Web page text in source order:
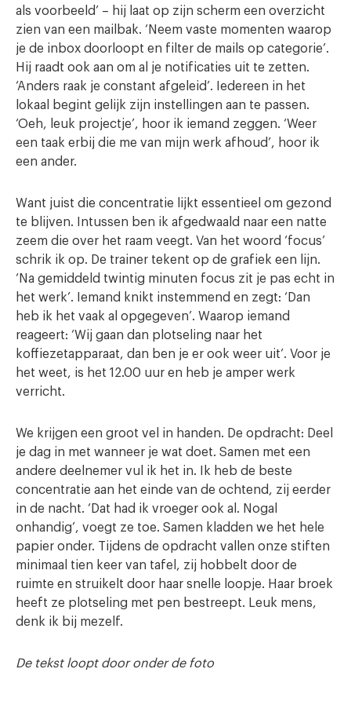
als voorbeeld’ – hij laat op zijn scherm een overzicht
zien van een mailbak. ‘Neem vaste momenten waarop
je de inbox doorloopt en filter de mails op categorie’.
Hij raadt ook aan om al je notificaties uit te zetten.
‘Anders raak je constant afgeleid’. Iedereen in het
lokaal begint gelijk zijn instellingen aan te passen.
‘Oeh, leuk projectje’, hoor ik iemand zeggen. ‘Weer
een taak erbij die me van mijn werk afhoud’, hoor ik
een ander.
Want juist die concentratie lijkt essentieel om gezond
te blijven. Intussen ben ik afgedwaald naar een natte
zeem die over het raam veegt. Van het woord ‘focus’
schrik ik op. De trainer tekent op de grafiek een lijn.
‘Na gemiddeld twintig minuten focus zit je pas echt in
het werk’. Iemand knikt instemmend en zegt: ‘Dan
heb ik het vaak al opgegeven’. Waarop iemand
reageert: ‘Wij gaan dan plotseling naar het
koffiezetapparaat, dan ben je er ook weer uit’. Voor je
het weet, is het 12.00 uur en heb je amper werk
verricht.
We krijgen een groot vel in handen. De opdracht: Deel
je dag in met wanneer je wat doet. Samen met een
andere deelnemer vul ik het in. Ik heb de beste
concentratie aan het einde van de ochtend, zij eerder
in de nacht. ‘Dat had ik vroeger ook al. Nogal
onhandig’, voegt ze toe. Samen kladden we het hele
papier onder. Tijdens de opdracht vallen onze stiften
minimaal tien keer van tafel, zij hobbelt door de
ruimte en struikelt door haar snelle loopje. Haar broek
heeft ze plotseling met pen bestreept. Leuk mens,
denk ik bij mezelf.
De tekst loopt door onder de foto